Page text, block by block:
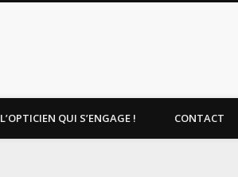
L’OPTICIEN QUI S’ENGAGE ! CONTACT